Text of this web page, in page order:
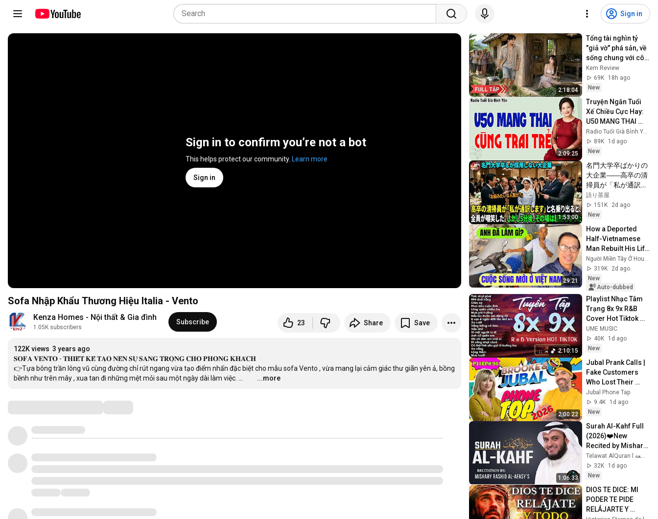
Sign in
Sign in to confirm you’re not a bot
This helps protect our community. Learn more
Sign in
Sofa Nhập Khẩu Thương Hiệu Italia - Vento
Kenza Homes - Nội thất & Gia đình
1.05K subscribers
Subscribe 23 Share Save
122K views 3 years ago
𝐒𝐎𝐅𝐀 𝐕𝐄𝐍𝐓𝐎 - 𝐓𝐇𝐈𝐄̂́𝐓 𝐊𝐄̂́ 𝐓𝐀̣𝐎 𝐍𝐄̂𝐍 𝐒𝐔̛̣ 𝐒𝐀𝐍𝐆 𝐓𝐑𝐎̣𝐍𝐆 𝐂𝐇𝐎 𝐏𝐇𝐎̀𝐍𝐆 𝐊𝐇𝐀́𝐂𝐇
👉Tựa bông trần lông vũ cùng đường chỉ rút ngang vừa tạo điểm nhấn đặc biệt cho mẫu sofa Vento , vừa mang lại cảm giác thư giãn yên ả, bồng
bềnh như trên mây , xua tan đi những mệt mỏi sau một ngày dài làm việc.
...more
2:18:04
Tổng tài nghìn tỷ
"giả vờ" phá sản, về
sống chung với cô
vợ nhà quê để thử
lòng và cái kết
Kem Review
69K
18h ago
New
2:09:25
Truyện Ngắn Tuổi
Xế Chiều Cực Hay:
U50 MANG THAI
CÙNG TRAI TRẺ -
Đọc Truyện Đêm
Khuya
Radio Tuổi Già Bình Yên
89K
1d ago
New
1:53:00
名門大学卒ばかりの
大企業――高卒の清
掃員が「私が通訳い
たします」と財閥会
長に告げた瞬間、全
員が嘲笑した。しか
静まり返った。#動
エピソード#老後の
物語 #家族の物語
語り茶屋
151K
2d ago
New
29:21
How a Deported
Half-Vietnamese
Man Rebuilt His Life
in Vietnam
319K
2d ago
New
Auto-dubbed
2:10:15
Playlist Nhạc Tâm
Trạng 8x 9x R&B
Cover Hot Tiktok
Triệu View - Tình
Nhạt Phai, 999 Đóa
Hồng - UME
UME MUSIC
40K
1d ago
New
2:00:22
Jubal Prank Calls |
Fake Customers
Who Lost Their
Minds 🤣☎️ |  P1 |
Ep# 96 | Prank Call
Jubal Phone Tap
9.4K
1d ago
New
1:06:33
Surah Al-Kahf Full
(2026)❤️New
Recited by Mishary
Rashid Al-Afasy l
سورة الكهف❤️كاملة
32K
1d ago
New
DIOS TE DICE: MI
PODER TE PIDE
RELÁJARTE Y